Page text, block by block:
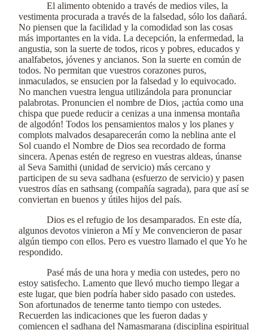
El alimento obtenido a través de medios viles, la
vestimenta procurada a través de la falsedad, sólo los dañará.
No piensen que la facilidad y la comodidad son las cosas
más importantes en la vida. La decepción, la enfermedad, la
angustia, son la suerte de todos, ricos y pobres, educados y
analfabetos, jóvenes y ancianos. Son la suerte en común de
todos. No permitan que vuestros corazones puros,
inmaculados, se ensucien por la falsedad y lo equivocado.
No manchen vuestra lengua utilizándola para pronunciar
palabrotas. Pronuncien el nombre de Dios, ¡actúa como una
chispa que puede reducir a cenizas a una inmensa montaña
de algodón! Todos los pensamientos malos y los planes y
complots malvados desaparecerán como la neblina ante el
Sol cuando el Nombre de Dios sea recordado de forma
sincera. Apenas estén de regreso en vuestras aldeas, únanse
al Seva Samithi (unidad de servicio) más cercano y
participen de su seva sadhana (esfuerzo de servicio) y pasen
vuestros días en sathsang (compañía sagrada), para que así se
conviertan en buenos y útiles hijos del país.
Dios es el refugio de los desamparados. En este día,
algunos devotos vinieron a Mí y Me convencieron de pasar
algún tiempo con ellos. Pero es vuestro llamado el que Yo he
respondido.
Pasé más de una hora y media con ustedes, pero no
estoy satisfecho. Lamento que llevó mucho tiempo llegar a
este lugar, que bien podría haber sido pasado con ustedes.
Son afortunados de tenerme tanto tiempo con ustedes.
Recuerden las indicaciones que les fueron dadas y
comiencen el sadhana del Namasmarana (disciplina espiritual